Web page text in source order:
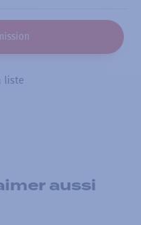
liste
aussi